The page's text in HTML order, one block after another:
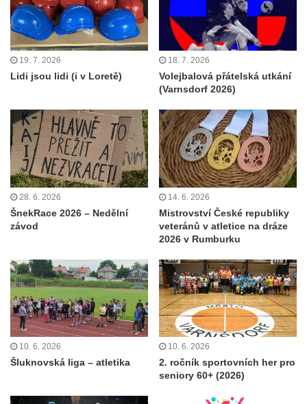
19. 7. 2026
Lidi jsou lidi (i v Loretě)
18. 7. 2026
Volejbalová přátelská utkání
(Varnsdorf 2026)
28. 6. 2026
ŠnekRace 2026 – Nedělní
závod
14. 6. 2026
Mistrovství České republiky
veteránů v atletice na dráze
2026 v Rumburku
10. 6. 2026
Šluknovská liga – atletika
10. 6. 2026
2. ročník sportovních her pro
seniory 60+ (2026)